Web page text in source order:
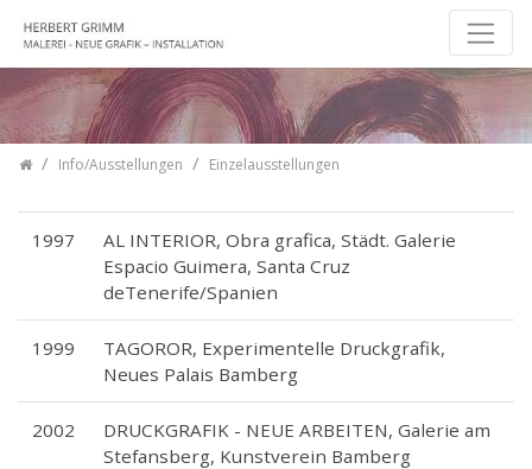
Zum Inhalt springen
HomeInfo/Ausstellungen Einzelausstellungen
1997
AL INTERIOR, Obra grafica, Städt. Galerie
Espacio Guimera, Santa Cruz
deTenerife/Spanien
1999
TAGOROR, Experimentelle Druckgrafik,
Neues Palais Bamberg
2002
DRUCKGRAFIK - NEUE ARBEITEN, Galerie am
Stefansberg, Kunstverein Bamberg